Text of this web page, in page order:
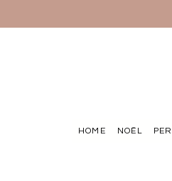
HOME NOËL